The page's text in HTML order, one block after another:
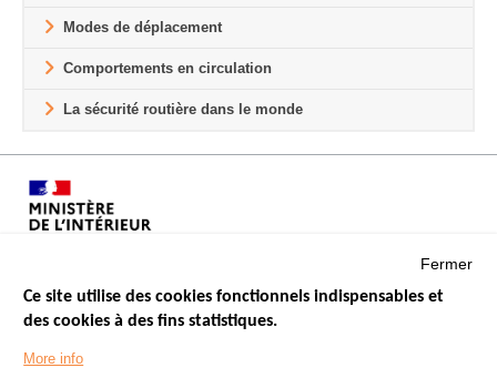
Modes de déplacement
Comportements en circulation
La sécurité routière dans le monde
Menu
LES SITES PUBLICS
Fermer
Ce site utilise des cookies fonctionnels indispensables et
des cookies à des fins statistiques.
More info